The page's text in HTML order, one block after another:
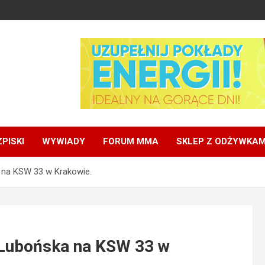
WYWIADY FORUM MMA SKLEP Z
KSW 33 w Krakowie.
na KSW 33 w